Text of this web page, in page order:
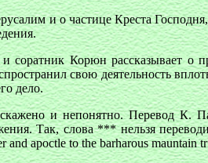
и о частице Креста
Корюн рассказывает о
свою деятельность
дело.
и непонятно. Перевод К.
Так, слова *** нельзя
apoctle to the barharous mauntain